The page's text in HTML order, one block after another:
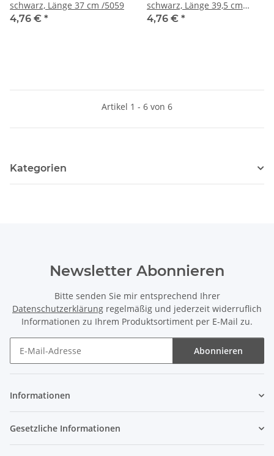
schwarz, Länge 37 cm /5059
4,76 € *
schwarz, Länge 39,5 cm
/5058
4,76 € *
Artikel 1 - 6 von 6
Kategorien
Newsletter Abonnieren
Bitte senden Sie mir entsprechend Ihrer
Datenschutzerklärung regelmäßig und jederzeit widerruflich
Informationen zu Ihrem Produktsortiment per E-Mail zu.
Abonnieren
Informationen
Gesetzliche Informationen